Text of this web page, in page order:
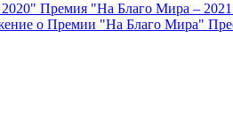
Премия "На Благо Мира –
о Премии "На Благо Мира"